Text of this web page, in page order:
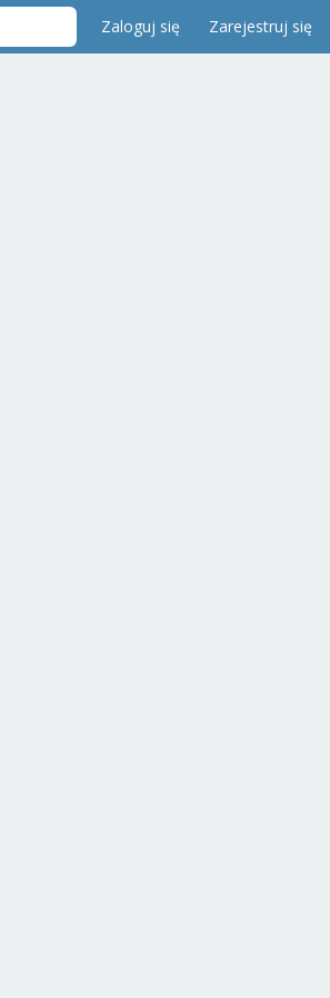
Zaloguj się Zarejestruj się